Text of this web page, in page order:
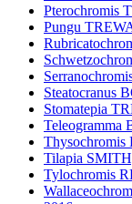
Pterochromis
Pungu
Steatocranus
Stomatepia
Teleogramma
Tilapia
Tylochromis